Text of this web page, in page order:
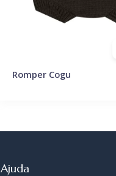
Romper Cogu
Ajuda